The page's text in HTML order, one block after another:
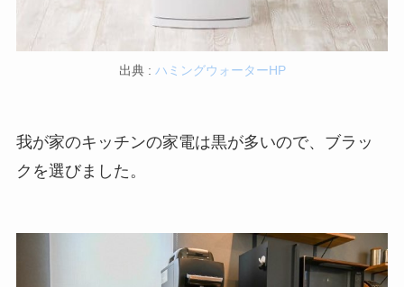
出典 : ハミングウォーターHP
我が家のキッチンの家電は黒が多いので、ブラッ
クを選びました。